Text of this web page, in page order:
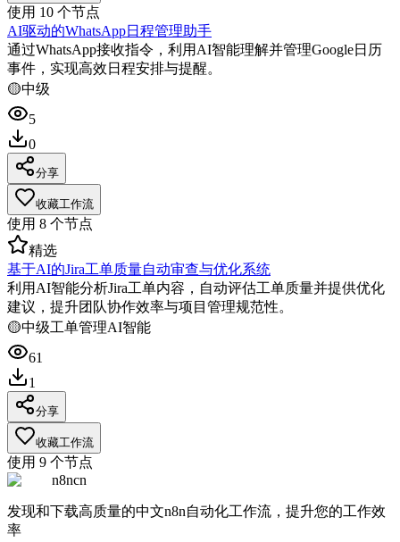
使用 10 个节点
AI驱动的WhatsApp日程管理助手
通过WhatsApp接收指令，利用AI智能理解并管理Google日历
事件，实现高效日程安排与提醒。
🟡中级
5
0
分享
收藏工作流
使用 8 个节点
精选
基于AI的Jira工单质量自动审查与优化系统
利用AI智能分析Jira工单内容，自动评估工单质量并提供优化
建议，提升团队协作效率与项目管理规范性。
🟡中级工单管理AI智能
61
1
分享
收藏工作流
使用 9 个节点
n8ncn
发现和下载高质量的中文n8n自动化工作流，提升您的工作效
率